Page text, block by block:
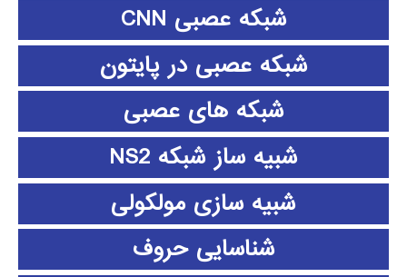
شبکه عصبی CNN
شبکه عصبی در پایتون
شبکه های عصبی
شبیه ساز شبکه NS2
شبیه سازی مولکولی
شناسایی حروف